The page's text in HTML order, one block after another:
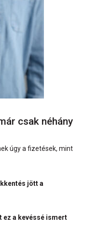
csak néhány
úgy a fizetések, mint
jött a
ez a kevéssé ismert